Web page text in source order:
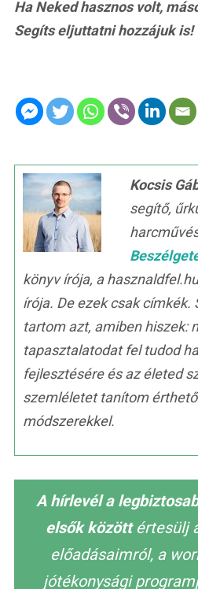
Ha Neked hasznos volt,
Segíts eljuttatni hozzájuk is!
Kocsis
segítő,
könyv írója, a
írója. De ezek csak
tartom azt, amiben hiszek:
tapasztalatodat fel tudod
fejlesztésére és az életed
szemléletet tanítom
módszerekkel.
A hírlevél a
elsők közöttértesülj
előadásaimról, a
jótékonysági